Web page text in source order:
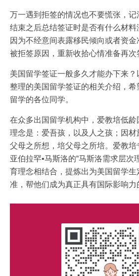
万一遇到拒签的情况也不要慌张，记
结束之后总结签证时是否有什么材
因为不经意间表露移民倾向或者资
被拒签原因，重新收拾心情准备再次
美国留学签证一般多久才能办下来
整理的美国留学签证的相关介绍，希
留学的各位同学。
在众多出国留学机构中，爱教培低
理念是：爱吾孩，以及人之孩；因
父母之所想，培父母之所培。爱教
亚伯拉罕•马斯洛的“马斯洛需求层次
育理念相结合，提炼出为美国留学
准，帮他们成为真正具有国际影响力